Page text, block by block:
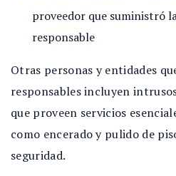
proveedor que suministró
responsable
Otras personas y entidades
responsables incluyen
que proveen servicios
como encerado y pulido de
seguridad.